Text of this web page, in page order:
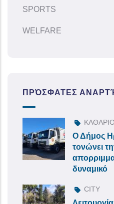
SPORTS
WELFARE
ΠΡΌΣΦΑΤΕΣ
Ο Δήμος
τονώνει
δυναμικό
CITY